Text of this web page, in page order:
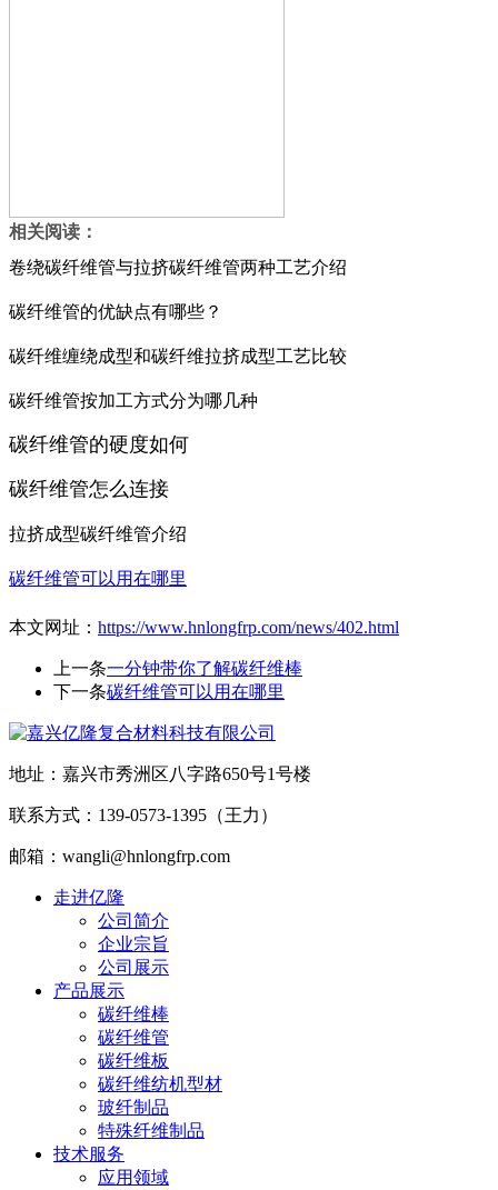
相关阅读：
卷绕碳纤维管与拉挤碳纤维管两种工艺介绍
碳纤维管的优缺点有哪些？
碳纤维缠绕成型和碳纤维拉挤成型工艺比较
碳纤维管按加工方式分为哪几种
碳纤维管的硬度如何
碳纤维管怎么连接
拉挤成型碳纤维管介绍
碳纤维管可以用在哪里
本文网址： https://www.hnlongfrp.com/news/402.html
上一条一分钟带你了解碳纤维棒
下一条碳纤维管可以用在哪里
地址：嘉兴市秀洲区八字路650号1号楼
联系方式：139-0573-1395（王力）
邮箱：wangli@hnlongfrp.com
走进亿隆
公司简介
企业宗旨
公司展示
产品展示
碳纤维棒
碳纤维管
碳纤维板
碳纤维纺机型材
玻纤制品
特殊纤维制品
技术服务
应用领域